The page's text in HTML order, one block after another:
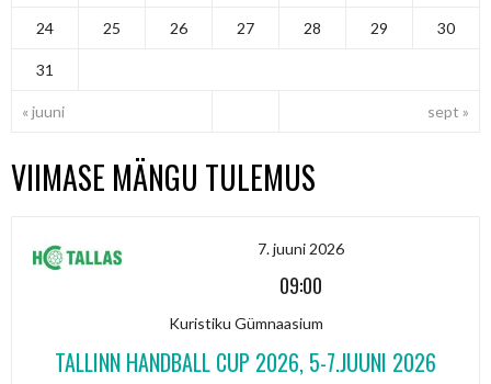
« juuni sept »
24 25 26 27 28 29 30
31
VIIMASE MÄNGU TULEMUS
7. juuni 2026
09:00
Kuristiku Gümnaasium
TALLINN HANDBALL CUP 2026, 5-7.JUUNI 2026